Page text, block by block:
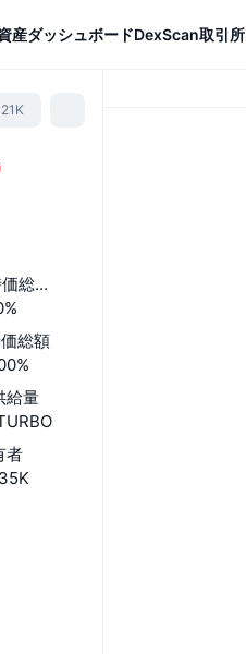
産ダッシュボードDexScan取引所
21K
総額(24時間)
総額
給量
者